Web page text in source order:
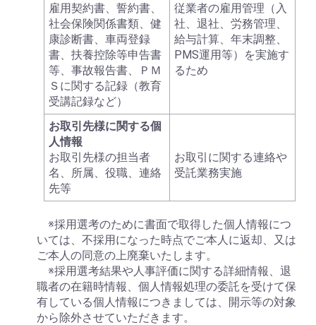
雇用契約書、誓約書、
社会保険関係書類、健
康診断書、車両登録
書、扶養控除等申告書
等、事故報告書、ＰＭ
Ｓに関する記録（教育
受講記録など）
従業者の雇用管理（入
社、退社、労務管理、
給与計算、年末調整、
PMS運用等）を実施す
るため
お取引先様に関する個
人情報
お取引先様の担当者
名、所属、役職、連絡
先等
お取引に関する連絡や
受託業務実施
※採用選考のために書面で取得した個人情報につ
いては、不採用になった時点でご本人に返却、又は
ご本人の同意の上廃棄いたします。
※採用選考結果や人事評価に関する詳細情報、退
職者の在籍時情報、個人情報処理の委託を受けて保
有している個人情報につきましては、開示等の対象
から除外させていただきます。